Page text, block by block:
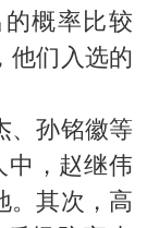
概率比较
他们入选的
、孙铭徽等
中，赵继伟
。其次，高